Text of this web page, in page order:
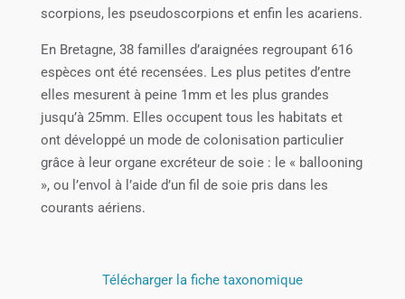
scorpions, les pseudoscorpions et enfin les acariens.
En Bretagne, 38 familles d’araignées regroupant 616
espèces ont été recensées. Les plus petites d’entre
elles mesurent à peine 1mm et les plus grandes
jusqu’à 25mm. Elles occupent tous les habitats et
ont développé un mode de colonisation particulier
grâce à leur organe excréteur de soie : le « ballooning
», ou l’envol à l’aide d’un fil de soie pris dans les
courants aériens.
Télécharger la fiche taxonomique